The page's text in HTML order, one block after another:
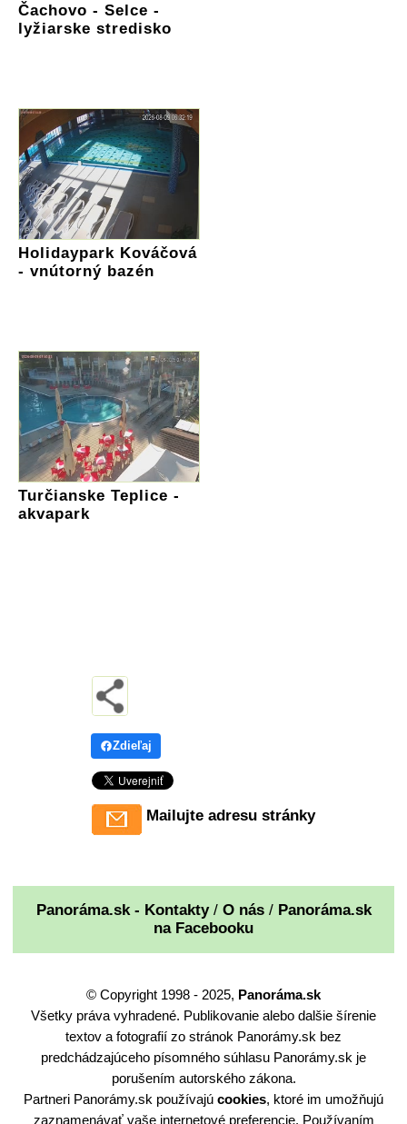
Čachovo - Selce -
lyžiarske stredisko
Holidaypark Kováčová
- vnútorný bazén
Turčianske Teplice -
akvapark
Zdieľaj
Mailujte adresu stránky
Panoráma.sk - Kontakty/ O nás/ Panoráma.sk
na Facebooku
© Copyright 1998 - 2025, Panoráma.sk
Všetky práva vyhradené. Publikovanie alebo dalšie šírenie
textov a fotografií zo stránok Panorámy.sk bez
predchádzajúceho písomného súhlasu Panorámy.sk je
porušením autorského zákona.
Partneri Panorámy.sk používajú cookies, ktoré im umožňujú
zaznamenávať vaše internetové preferencie. Používaním